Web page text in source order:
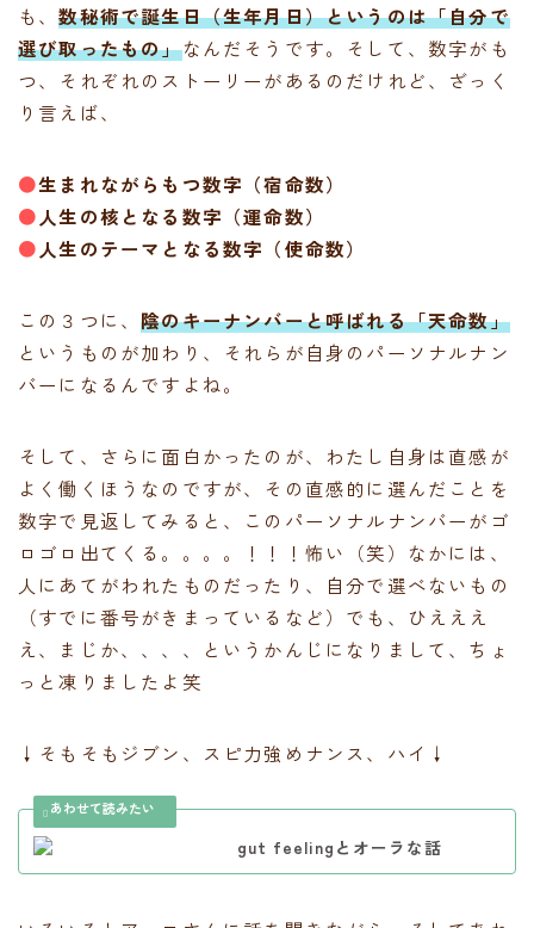
も、数秘術で誕生日（生年月日）というのは「自分で
選び取ったもの」なんだそうです。そして、数字がも
つ、それぞれのストーリーがあるのだけれど、ざっく
り言えば、
●生まれながらもつ数字（宿命数）
● 人生の核となる数字（運命数）
● 人生のテーマとなる数字（使命数）
この３つに、陰のキーナンバーと呼ばれる「天命数」
というものが加わり、それらが自身のパーソナルナン
バーになるんですよね。
そして、さらに面白かったのが、わたし自身は直感が
よく働くほうなのですが、その直感的に選んだことを
数字で見返してみると、このパーソナルナンバーがゴ
ロゴロ出てくる。。。。！！！怖い（笑）なかには、
人にあてがわれたものだったり、自分で選べないもの
（すでに番号がきまっているなど）でも、ひえええ
え、まじか、、、、というかんじになりまして、ちょ
っと凍りましたよ笑
↓そもそもジブン、スピ力強めナンス、ハイ↓
gut feelingとオーラな話